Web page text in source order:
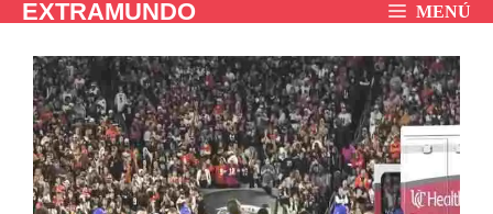
Saltar
contenido
EXTRAMUNDO MENÚ